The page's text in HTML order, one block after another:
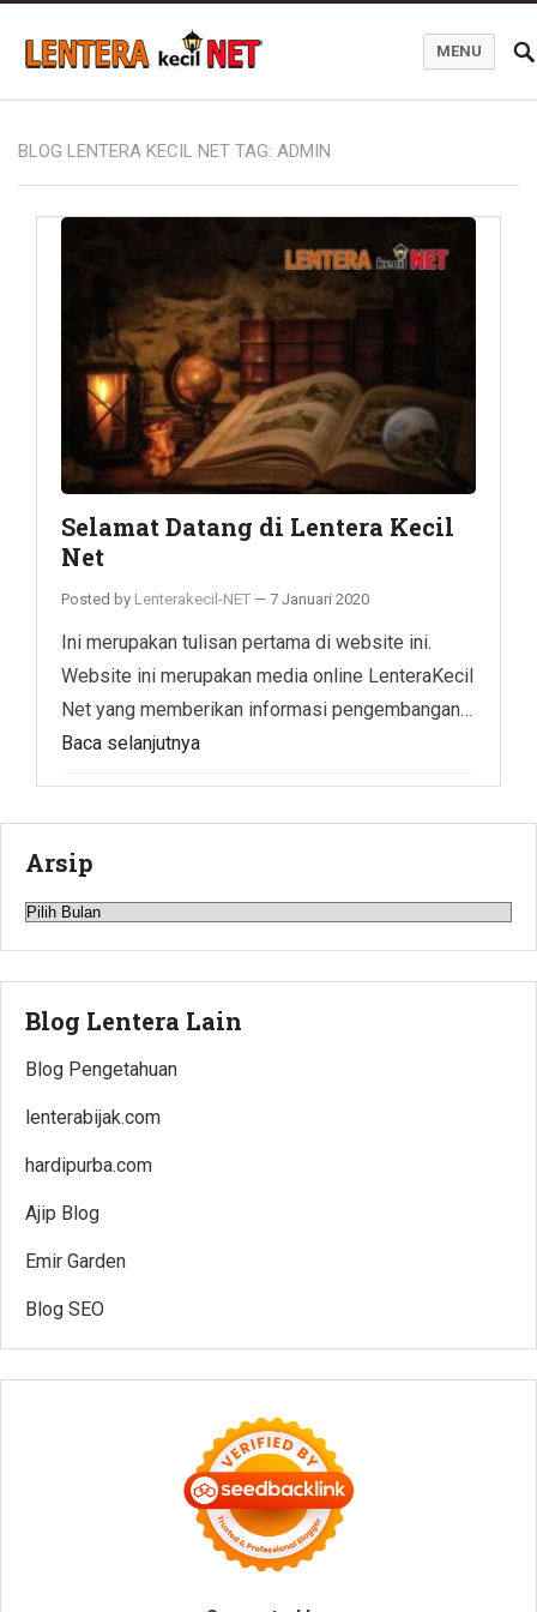
MENU
BLOG LENTERA KECIL NET TAG: ADMIN
Selamat Datang di Lentera Kecil
Net
Posted by Lenterakecil-NET — 7 Januari 2020
Ini merupakan tulisan pertama di website ini.
Website ini merupakan media online LenteraKecil
Net yang memberikan informasi pengembangan…
Baca selanjutnya
Arsip
Arsip
Blog Lentera Lain
Blog Pengetahuan
lenterabijak.com
hardipurba.com
Ajip Blog
Emir Garden
Blog SEO